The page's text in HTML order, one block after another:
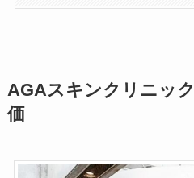
AGAスキンクリニッ
価